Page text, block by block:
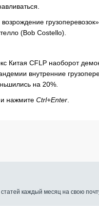
(Bob Costello).
Китая CFLP наоборот
внутренние
на 20%.
нажмите Ctrl+Enter
каждый месяц на свою